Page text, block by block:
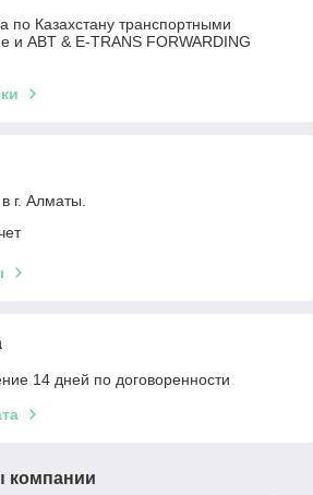
по Казахстану транспортными
и ABT & E-TRANS FORWARDING
г. Алматы.
14 дней по договоренности
компании